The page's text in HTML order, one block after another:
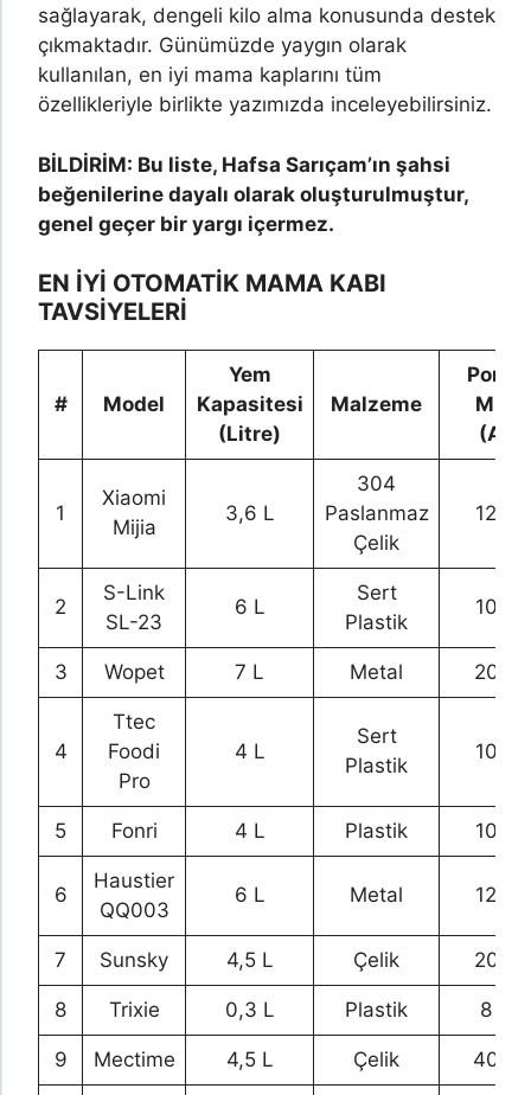
sağlayarak, dengeli kilo alma konusunda destek
çıkmaktadır. Günümüzde yaygın olarak
kullanılan, en iyi mama kaplarını tüm
özellikleriyle birlikte yazımızda inceleyebilirsiniz.
BİLDİRİM: Bu liste, Hafsa Sarıçam’ın şahsi
beğenilerine dayalı olarak oluşturulmuştur,
genel geçer bir yargı içermez.
EN İYİ OTOMATİK MAMA KABI
TAVSİYELERİ
# Model
Yem
Kapasitesi
(Litre)
Malzeme
1
Xiaomi
Mijia
3,6 L
304
Paslanmaz
Çelik
12
2
S-Link
SL-23
6 L
Sert
Plastik
10
3 Wopet 7 L Metal 20
4
Ttec
Foodi
Pro
4 L
Sert
Plastik
10
5 Fonri 4 L Plastik 10
6
Haustier
QQ003
6 L Metal 12
7 Sunsky 4,5 L Çelik 20
8 Trixie 0,3 L Plastik 8
9 Mectime 4,5 L Çelik 40